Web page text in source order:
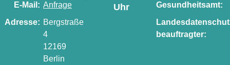
Uhr
E-Mail: Anfrage
Gesundheitsamt:
Adresse: Bergstraße
4
12169
Berlin
beauftragter: